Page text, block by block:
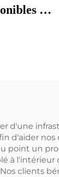
en
d'une
d'aider
point un
à
clients